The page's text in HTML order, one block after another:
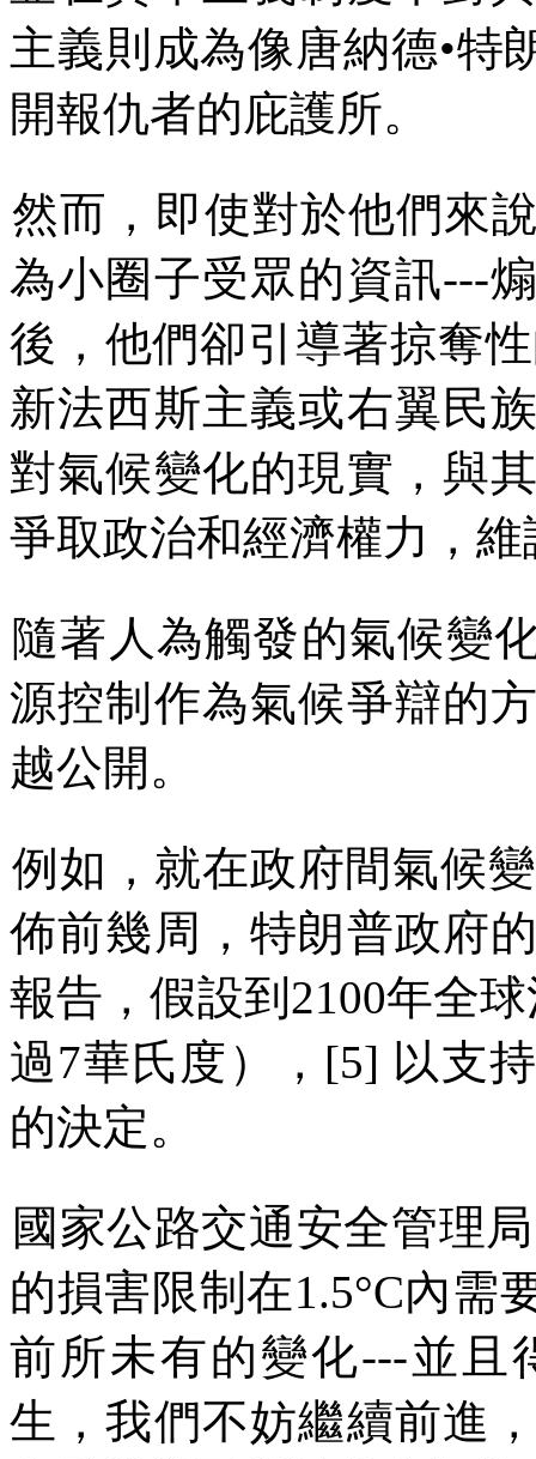
主義則成為像唐納德•特
開報仇者的庇護所。
然而，即使對於他們來
為小圈子受眾的資訊---
後，他們卻引導著掠奪
新法西斯主義或右翼民
對氣候變化的現實，與
爭取政治和經濟權力，
隨著人為觸發的氣候變
源控制作為氣候爭辯的
越公開。
例如，就在政府間氣候
佈前幾周，特朗普政府
報告，假設到 2100年全
過7華氏度）， [5] 以支
的決定。
國家公路交通安全管理
的損害限制在1.5°C內需
前所未有的變化---並且
生，我們不妨繼續前進